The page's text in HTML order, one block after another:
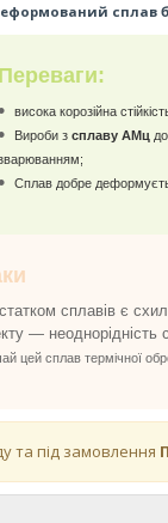
сплав
Переваги:
висока корозійна
Вироби з сплаву АМц
Сплав добре
сплавів є
— неоднорідність
цей сплав термічної
та під замовлення